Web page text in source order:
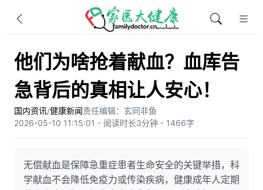
他们为啥抢着献血？血库告
急背后的真相让人安心！
国内资讯/健康新闻责任编辑：玄同非鱼​
2026-05-10 11:15:01 - 阅读时长3分钟 - 1466字
无偿献血是保障急重症患者生命安全的关键举措，科
学献血不会降低免疫力或传染疾病，健康成年人定期